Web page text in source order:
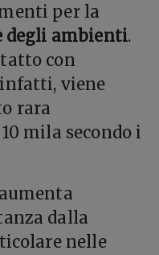
per la
degli ambienti.
con
viene
rara
mila secondo i
dalla
nelle